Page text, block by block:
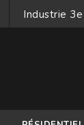
Industrie 3e